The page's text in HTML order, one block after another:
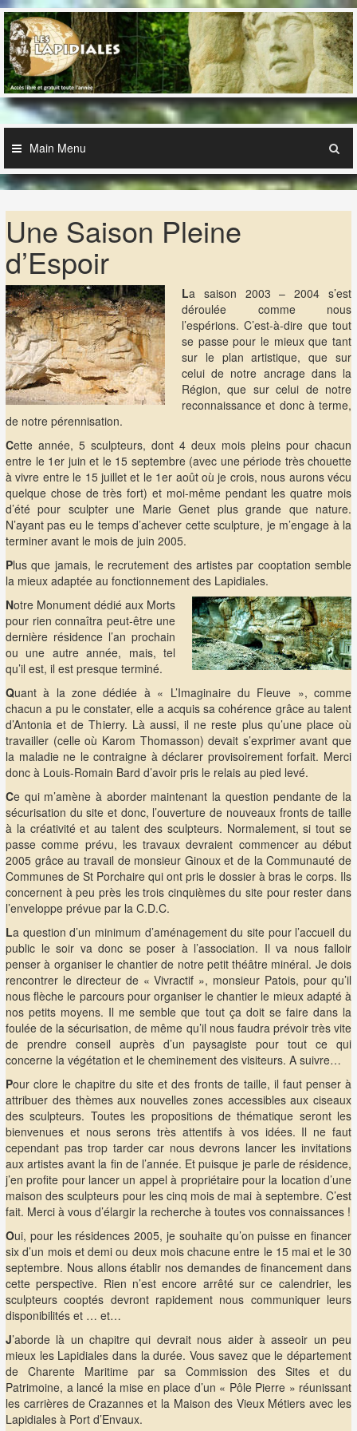
Skip
to
content
Main Menu
Une Saison Pleine
d’Espoir
La saison 2003 – 2004 s’est
déroulée comme nous
l’espérions. C’est-à-dire que tout
se passe pour le mieux que tant
sur le plan artistique, que sur
celui de notre ancrage dans la
Région, que sur celui de notre
reconnaissance et donc à terme,
de notre pérennisation.
Cette année, 5 sculpteurs, dont 4 deux mois pleins pour chacun
entre le 1er juin et le 15 septembre (avec une période très chouette
à vivre entre le 15 juillet et le 1er août où je crois, nous aurons vécu
quelque chose de très fort) et moi-même pendant les quatre mois
d’été pour sculpter une Marie Genet plus grande que nature.
N’ayant pas eu le temps d’achever cette sculpture, je m’engage à la
terminer avant le mois de juin 2005.
Plus que jamais, le recrutement des artistes par cooptation semble
la mieux adaptée au fonctionnement des Lapidiales.
Notre Monument dédié aux Morts
pour rien connaîtra peut-être une
dernière résidence l’an prochain
ou une autre année, mais, tel
qu’il est, il est presque terminé.
Quant à la zone dédiée à « L’Imaginaire du Fleuve », comme
chacun a pu le constater, elle a acquis sa cohérence grâce au talent
d’Antonia et de Thierry. Là aussi, il ne reste plus qu’une place où
travailler (celle où Karom Thomasson) devait s’exprimer avant que
la maladie ne le contraigne à déclarer provisoirement forfait. Merci
donc à Louis-Romain Bard d’avoir pris le relais au pied levé.
Ce qui m’amène à aborder maintenant la question pendante de la
sécurisation du site et donc, l’ouverture de nouveaux fronts de taille
à la créativité et au talent des sculpteurs. Normalement, si tout se
passe comme prévu, les travaux devraient commencer au début
2005 grâce au travail de monsieur Ginoux et de la Communauté de
Communes de St Porchaire qui ont pris le dossier à bras le corps. Ils
concernent à peu près les trois cinquièmes du site pour rester dans
l’enveloppe prévue par la C.D.C.
La question d’un minimum d’aménagement du site pour l’accueil du
public le soir va donc se poser à l’association. Il va nous falloir
penser à organiser le chantier de notre petit théâtre minéral. Je dois
rencontrer le directeur de « Vivractif », monsieur Patois, pour qu’il
nous flèche le parcours pour organiser le chantier le mieux adapté à
nos petits moyens. Il me semble que tout ça doit se faire dans la
foulée de la sécurisation, de même qu’il nous faudra prévoir très vite
de prendre conseil auprès d’un paysagiste pour tout ce qui
concerne la végétation et le cheminement des visiteurs. A suivre…
Pour clore le chapitre du site et des fronts de taille, il faut penser à
attribuer des thèmes aux nouvelles zones accessibles aux ciseaux
des sculpteurs. Toutes les propositions de thématique seront les
bienvenues et nous serons très attentifs à vos idées. Il ne faut
cependant pas trop tarder car nous devrons lancer les invitations
aux artistes avant la fin de l’année. Et puisque je parle de résidence,
j’en profite pour lancer un appel à propriétaire pour la location d’une
maison des sculpteurs pour les cinq mois de mai à septembre. C’est
fait. Merci à vous d’élargir la recherche à toutes vos connaissances !
Oui, pour les résidences 2005, je souhaite qu’on puisse en financer
six d’un mois et demi ou deux mois chacune entre le 15 mai et le 30
septembre. Nous allons établir nos demandes de financement dans
cette perspective. Rien n’est encore arrêté sur ce calendrier, les
sculpteurs cooptés devront rapidement nous communiquer leurs
disponibilités et … et…
J’aborde là un chapitre qui devrait nous aider à asseoir un peu
mieux les Lapidiales dans la durée. Vous savez que le département
de Charente Maritime par sa Commission des Sites et du
Patrimoine, a lancé la mise en place d’un « Pôle Pierre » réunissant
les carrières de Crazannes et la Maison des Vieux Métiers avec les
Lapidiales à Port d’Envaux.